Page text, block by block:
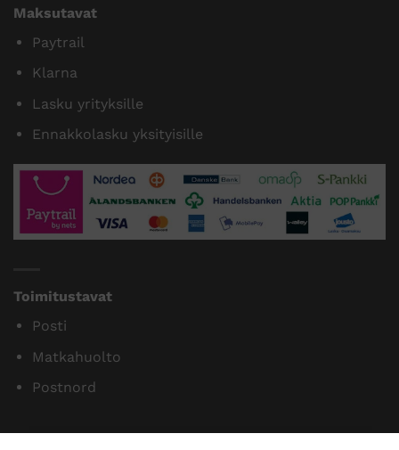
tilauksille!
Tilaamme isoja eriä siksi myymme halvalla!
14 päivän vaihto- ja palautusoikeus kuluttajille
Paytrail
Klarna
Lasku yrityksille
Toimitustavat